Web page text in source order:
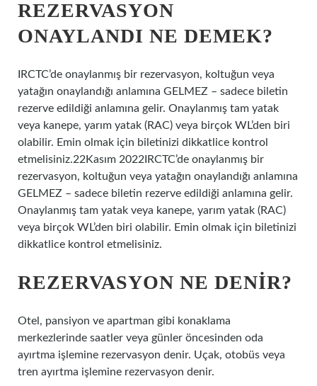
REZERVASYON
ONAYLANDI NE DEMEK?
IRCTC’de onaylanmış bir rezervasyon, koltuğun veya
yatağın onaylandığı anlamına GELMEZ – sadece biletin
rezerve edildiği anlamına gelir. Onaylanmış tam yatak
veya kanepe, yarım yatak (RAC) veya birçok WL’den biri
olabilir. Emin olmak için biletinizi dikkatlice kontrol
etmelisiniz.22Kasım 2022IRCTC’de onaylanmış bir
rezervasyon, koltuğun veya yatağın onaylandığı anlamına
GELMEZ – sadece biletin rezerve edildiği anlamına gelir.
Onaylanmış tam yatak veya kanepe, yarım yatak (RAC)
veya birçok WL’den biri olabilir. Emin olmak için biletinizi
dikkatlice kontrol etmelisiniz.
REZERVASYON NE DENIR?
Otel, pansiyon ve apartman gibi konaklama
merkezlerinde saatler veya günler öncesinden oda
ayırtma işlemine rezervasyon denir. Uçak, otobüs veya
tren ayırtma işlemine rezervasyon denir.